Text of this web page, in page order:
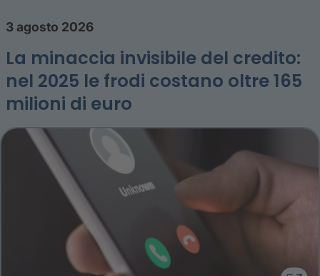
3 agosto 2026
La minaccia invisibile del credito:
nel 2025 le frodi costano oltre 165
milioni di euro